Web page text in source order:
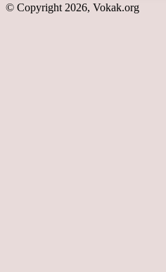
© Copyright 2026, Vokak.org